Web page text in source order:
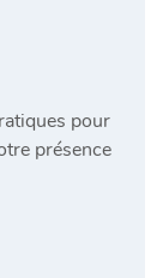
pour
présence